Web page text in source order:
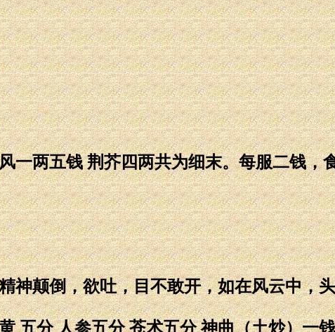
两五钱 荆芥四两共为细末。每服二钱，
颠倒，欲吐，目不敢开，如在风云中，
分 人参五分 苍术五分 神曲（土炒）一